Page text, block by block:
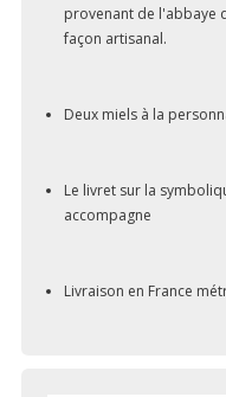
provenant de l'abbaye
façon artisanal.
Deux miels à la
Le livret sur la
accompagne
Livraison en France